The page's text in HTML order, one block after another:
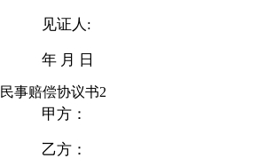
见证人:
年 月 日
民事赔偿协议书2
甲方：
乙方：